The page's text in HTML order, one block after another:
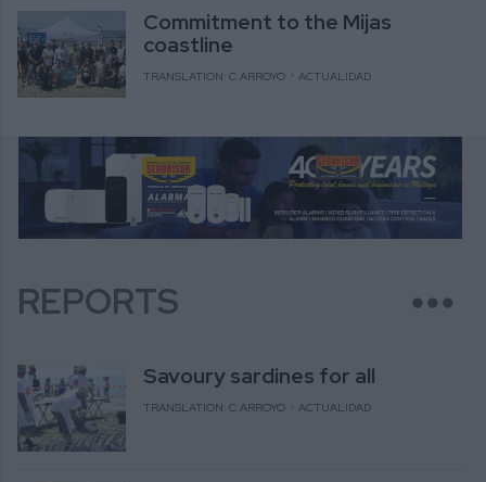
Commitment to the Mijas
coastline
TRANSLATION: C.ARROYO ACTUALIDAD
REPORTS more_horiz
Savoury sardines for all
TRANSLATION: C.ARROYO ACTUALIDAD